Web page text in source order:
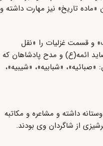
تاریخ» نیز مهارت داشته و
و قسمت غزلیات را «نقل
ائمه(ع) و مدح پادشاهان که
«شبابیه»، «شیبیه»،
داشته و مشاعره و مکاتبه
از شاگردان وی بودند.